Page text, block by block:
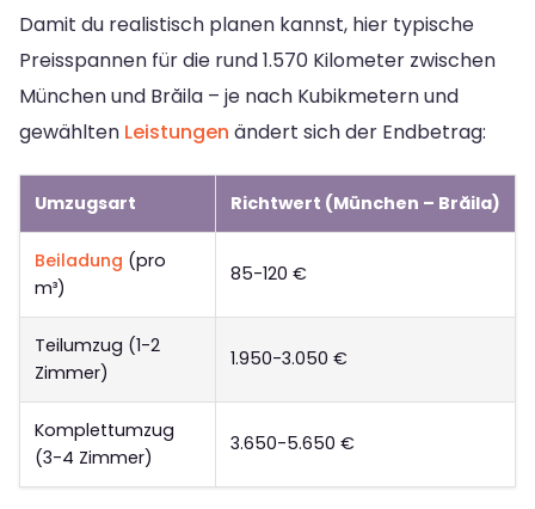
Damit du realistisch planen kannst, hier typische
Preisspannen für die rund 1.570 Kilometer zwischen
München und Brăila – je nach Kubikmetern und
gewählten Leistungen ändert sich der Endbetrag:
Umzugsart Richtwert (München – Brăila)
Beiladung (pro
m³)
85-120 €
Teilumzug (1-2
Zimmer)
1.950-3.050 €
Komplettumzug
(3-4 Zimmer)
3.650-5.650 €